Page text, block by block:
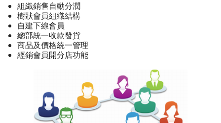
組織銷售自動分潤
樹狀會員組織結構
自建下線會員
總部統一收款發貨
商品及價格統一管理
經銷會員開分店功能